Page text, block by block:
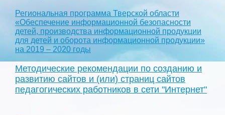
Региональная программа Тверской области
«Обеспечение информационной безопасности
детей, производства информационной продукции
для детей и оборота информационной продукции»
на 2019 – 2020 годы
Методические рекомендации по созданию и
развитию сайтов и (или) страниц сайтов
педагогических работников в сети "Интернет"